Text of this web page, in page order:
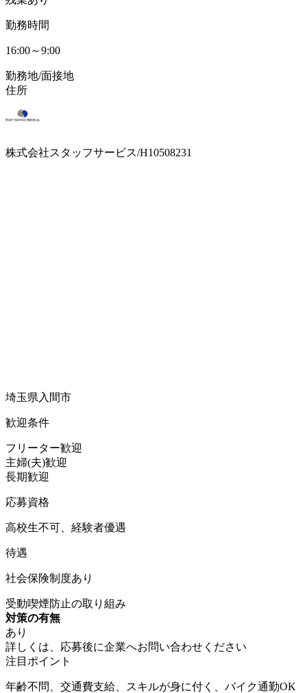
勤務時間
16:00～9:00
勤務地/面接地
住所
株式会社スタッフサービス/H10508231
埼玉県入間市
歓迎条件
フリーター歓迎
主婦(夫)歓迎
長期歓迎
応募資格
高校生不可、経験者優遇
待遇
社会保険制度あり
受動喫煙防止の取り組み
対策の有無
あり
詳しくは、応募後に企業へお問い合わせください
注目ポイント
年齢不問、交通費支給、スキルが身に付く、バイク通勤OK